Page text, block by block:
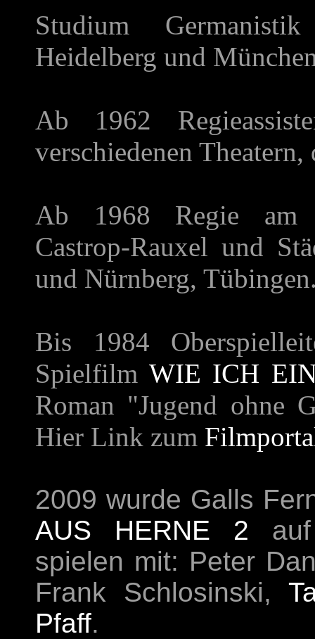
Studium
Heidelberg und
Ab 1962
verschiedenen
Ab 1968 Regie am
Castrop-Rauxel und
und Nürnberg,
Bis 1984
Spielfilm WIE ICH
Roman "Jugend ohne
Hier Link zum
2009 wurde Galls
AUS HERNE 2
spielen mit: Peter
Frank Schlosinski,
Pfaff.